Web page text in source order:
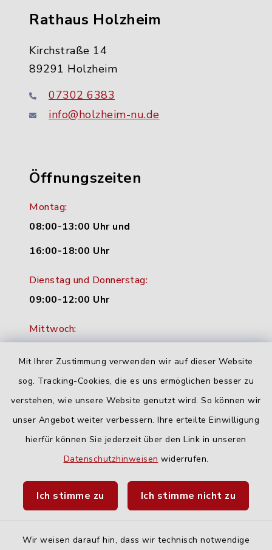
Mit Ihrer Zustimmung verwenden wir auf dieser Website
sog. Tracking-Cookies, die es uns ermöglichen besser zu
verstehen, wie unsere Website genutzt wird. So können wir
unser Angebot weiter verbessern. Ihre erteilte Einwilligung
hierfür können Sie jederzeit über den Link in unseren
Datenschutzhinweisen widerrufen.
Ich stimme zu Ich stimme nicht zu
Wir weisen darauf hin, dass wir technisch notwendige
Rathaus Holzheim
Kirchstraße 14
89291 Holzheim
07302 6383
info@holzheim-nu.de
Öffnungszeiten
Montag:
08:00-13:00 Uhr und
16:00-18:00 Uhr
Dienstag und Donnerstag:
09:00-12:00 Uhr
Mittwoch:
Freitag:
geschlossen
Quicklinks
Fahrplanauskunft DING